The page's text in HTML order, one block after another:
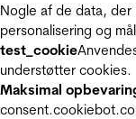
Nogle af de data, der
personalisering og
test_cookie
understøtter cookies.
Maksimal